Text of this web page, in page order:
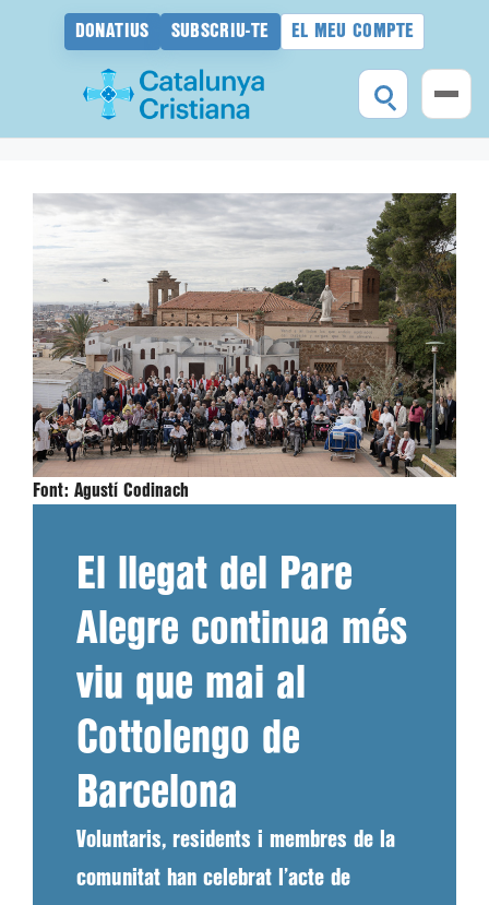
DONATIUS SUBSCRIU-TE EL MEU COMPTE
contingut
Font: Agustí Codinach
El llegat del Pare
Alegre continua més
viu que mai al
Cottolengo de
Barcelona
Voluntaris, residents i membres de la
comunitat han celebrat l’acte de